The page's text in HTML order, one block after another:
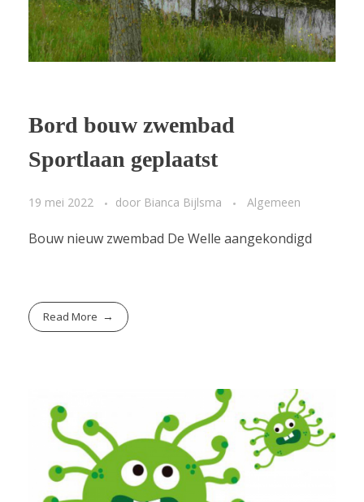
Bord bouw zwembad
Sportlaan geplaatst
19 mei 2022 door Bianca Bijlsma Algemeen
Bouw nieuw zwembad De Welle aangekondigd
Read More